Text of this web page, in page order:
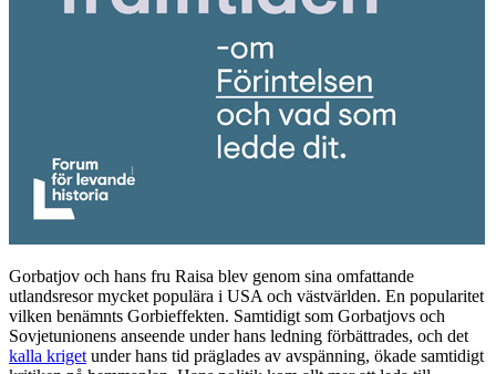
Gorbatjov och hans fru Raisa blev genom sina omfattande
utlandsresor mycket populära i USA och västvärlden. En popularitet
vilken benämnts Gorbieffekten. Samtidigt som Gorbatjovs och
Sovjetunionens anseende under hans ledning förbättrades, och det
kalla kriget under hans tid präglades av avspänning, ökade samtidigt